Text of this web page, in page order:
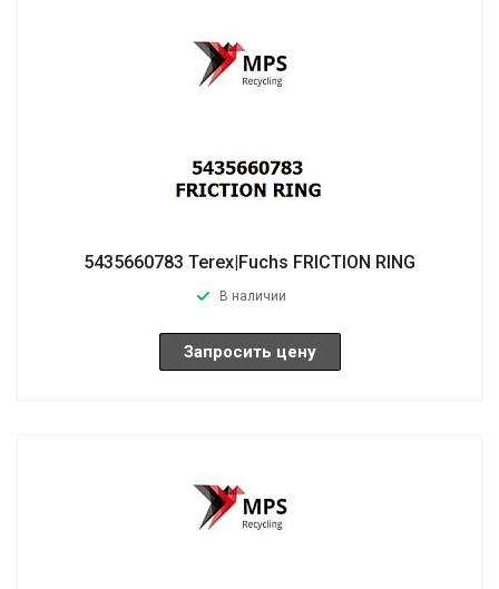
5435660783 Terex|Fuchs FRICTION RING
В наличии
Запросить цену